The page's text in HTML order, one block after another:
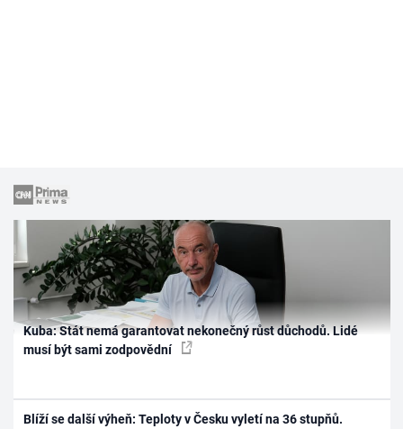
Kuba: Stát nemá garantovat nekonečný růst důchodů. Lidé
musí být sami zodpovědní
Blíží se další výheň: Teploty v Česku vyletí na 36 stupňů.